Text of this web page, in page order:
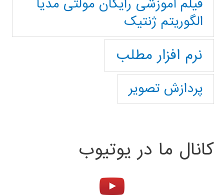
فیلم آموزشی رایگان مولتی مدیا
الگوریتم ژنتیک
نرم افزار مطلب
پردازش تصویر
کانال ما در یوتیوب